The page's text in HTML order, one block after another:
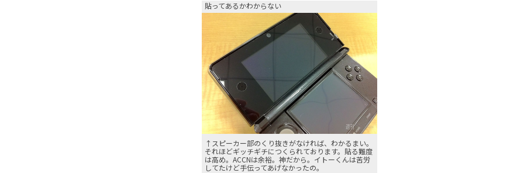
貼ってあるかわからない
↑スピーカー部のくり抜きがなければ、わかるまい。
それほどギッチギチにつくられております。貼る難度
は高め。ACCNは余裕。神だから。イトーくんは苦労
してたけど手伝ってあげなかったの。